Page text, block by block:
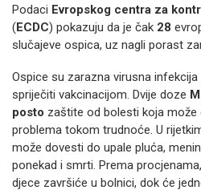
Podaci Evropskog centra za
(ECDC) pokazuju da je čak 28
slučajeve ospica, uz nagli porast
Ospice su zarazna virusna
spriječiti vakcinacijom. Dvije doze
posto zaštite od bolesti koja može
problema tokom trudnoće. U
može dovesti do upale pluća,
ponekad i smrti. Prema
djece završiće u bolnici, dok će